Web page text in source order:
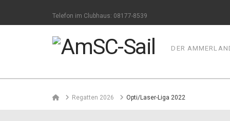
Telefon im Clubhaus: 08177-8539
DER
HomeRegatten 2026 Opti/Laser-Liga 2022